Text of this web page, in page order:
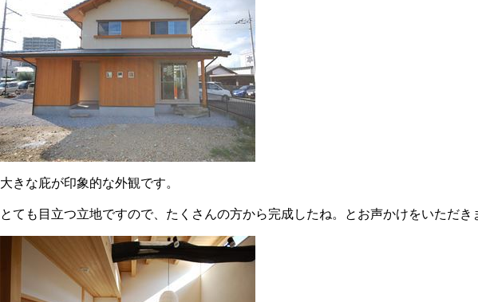
大きな庇が印象的な外観です。
とても目立つ立地ですので、たくさんの方から完成したね。とお声かけをいただき